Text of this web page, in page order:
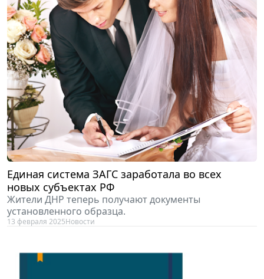
Единая система ЗАГС заработала во всех
новых субъектах РФ
Жители ДНР теперь получают документы
установленного образца.
13 февраля 2025Новости